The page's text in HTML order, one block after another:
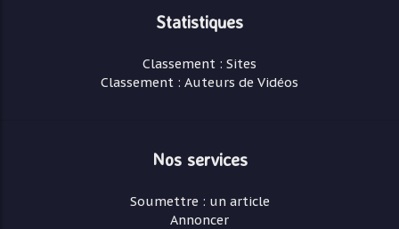
Statistiques
Classement : Sites
Classement : Auteurs de Vidéos
Nos services
Soumettre : un article
Annoncer